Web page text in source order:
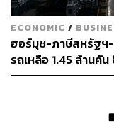
ECONOMIC /
ฮอร์มุซ-ภาษีสหรัฐฯ-
รถเหลือ 1.45 ล้านคั